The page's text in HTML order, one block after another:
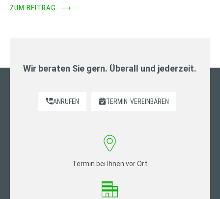
ZUM BEITRAG ⟶
Wir beraten Sie gern. Überall und jederzeit.
ANRUFEN TERMIN VEREINBAREN
Termin bei Ihnen vor Ort